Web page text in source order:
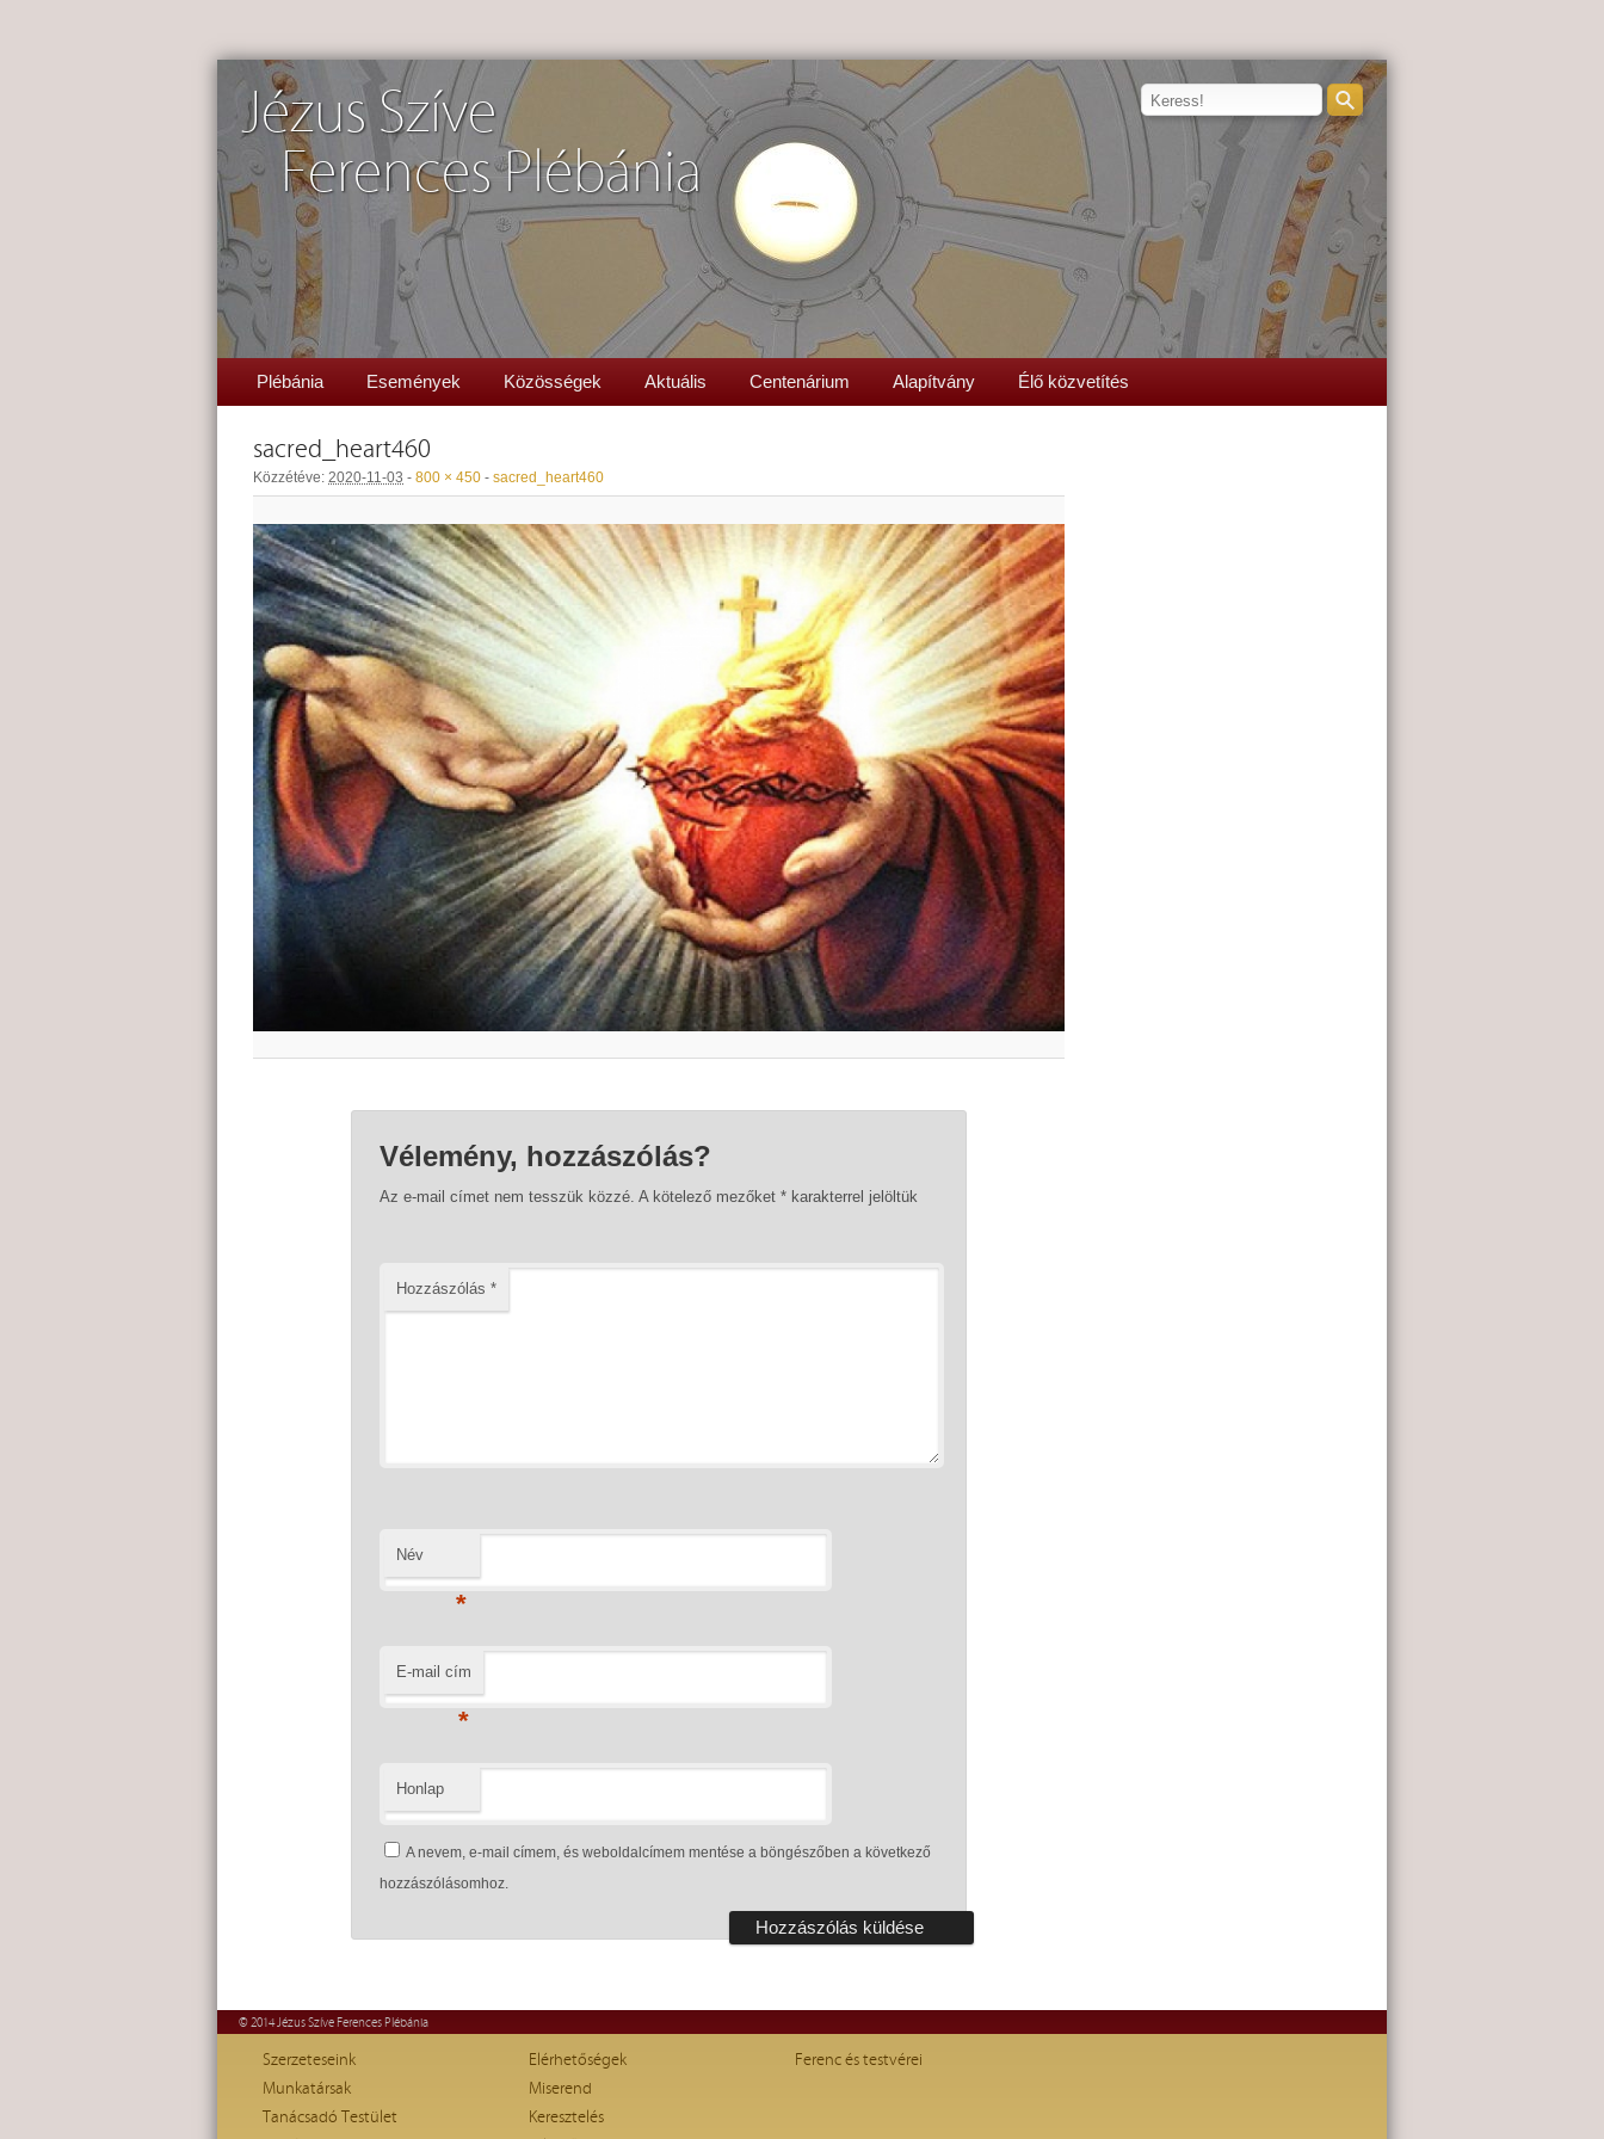
Jézus Szíve
Ferences Plébánia
Plébánia Események Közösségek Aktuális Centenárium Alapítvány Élő közvetítés
sacred_heart460
Közzétéve: 2020-11-03 - 800 × 450 - sacred_heart460
Vélemény, hozzászólás?
Az e-mail címet nem tesszük közzé. A kötelező mezőket *karakterrel jelöltük
Hozzászólás *
Név
*
E-mail cím
*
Honlap
A nevem, e-mail címem, és weboldalcímem mentése a böngészőben a következő
hozzászólásomhoz.
© 2014 Jézus Szíve Ferences Plébánia
Szerzeteseink
Munkatársak
Tanácsadó Testület
Elérhetőségek
Miserend
Keresztelés
Ferenc és testvérei